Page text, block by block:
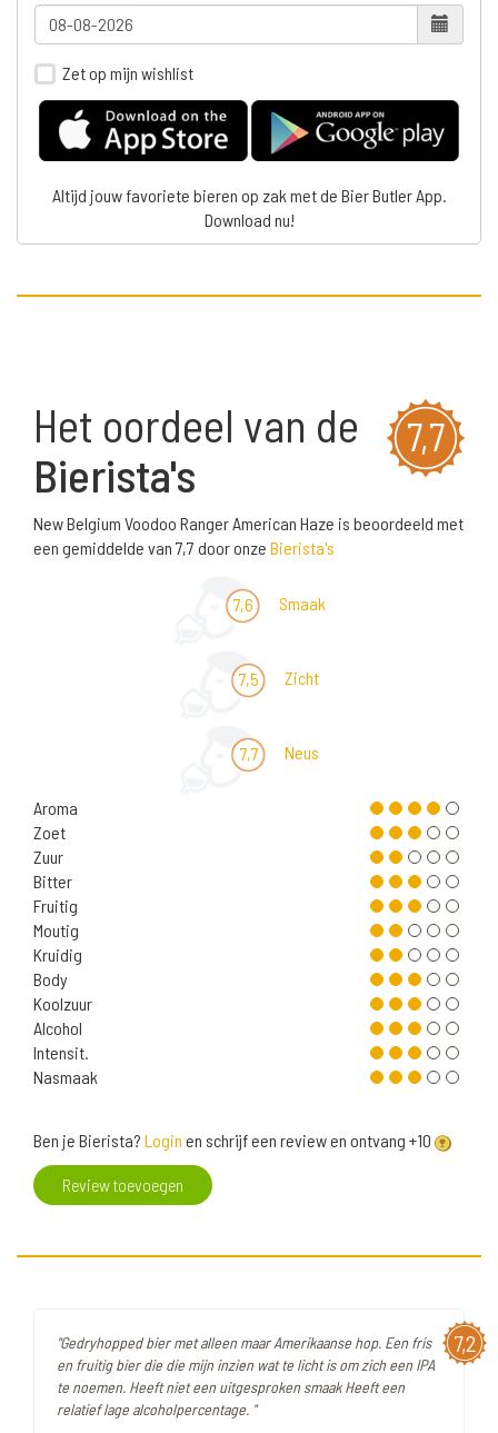
Zet op mijn wishlist
Altijd jouw favoriete bieren op zak met de Bier Butler App.
Download nu!
7,7
Het oordeel van de
Bierista's
New Belgium Voodoo Ranger American Haze is beoordeeld met
een gemiddelde van 7,7 door onze Bierista's
7,6 Smaak
7,5 Zicht
7,7 Neus
Aroma
Zoet
Zuur
Bitter
Fruitig
Moutig
Kruidig
Body
Koolzuur
Alcohol
Intensit.
Nasmaak
Ben je Bierista? Login en schrijf een review en ontvang +10
Review toevoegen
7,2
"Gedryhopped bier met alleen maar Amerikaanse hop. Een fris
en fruitig bier die die mijn inzien wat te licht is om zich een IPA
te noemen. Heeft niet een uitgesproken smaak Heeft een
relatief lage alcoholpercentage. "